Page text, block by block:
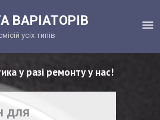
ВАРІАТОРІВ
усіх типів
у разі ремонту у нас!
для